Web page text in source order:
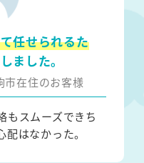
任せられるた
ました。
市在住のお客様
もスムーズできち
はなかった。